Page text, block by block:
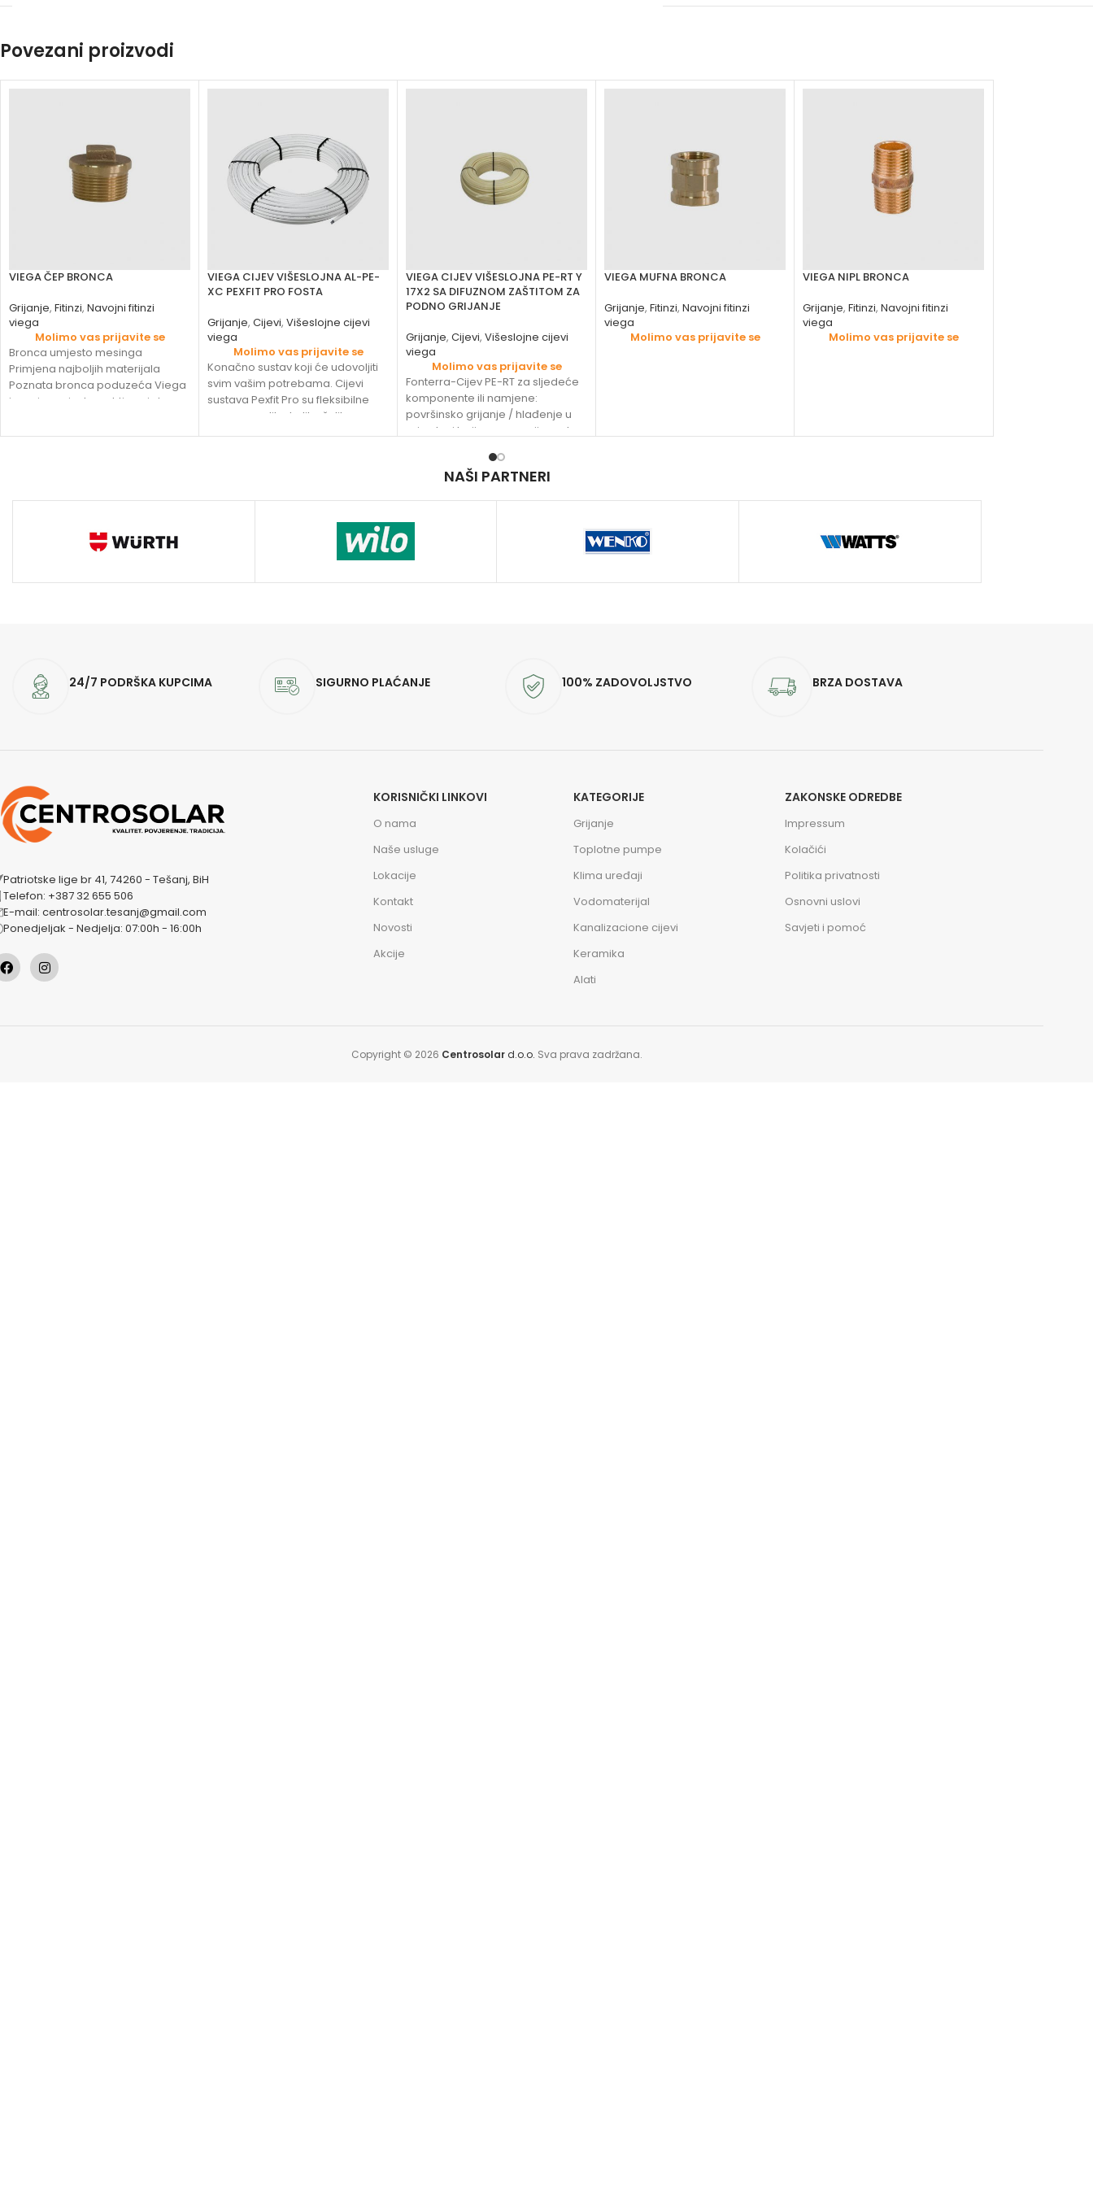
Povezani proizvodi
VIEGA ČEP BRONCA
Grijanje, Fitinzi, Navojni fitinzi
viega
Molimo vas prijavite se
Bronca umjesto mesinga
Primjena najboljih materijala
Poznata bronca poduzeća Viega
ispunjava visoke zahtjeve i stroge
međunarodne
VIEGA CIJEV VIŠESLOJNA AL-PE-
XC PEXFIT PRO FOSTA
Grijanje, Cijevi, Višeslojne cijevi
viega
Molimo vas prijavite se
Konačno sustav koji će udovoljiti
svim vašim potrebama. Cijevi
sustava Pexfit Pro su fleksibilne
upravo onoliko koliko želite.
Njihova će dugotrajnost
VIEGA CIJEV VIŠESLOJNA PE-RT Y
17X2 SA DIFUZNOM ZAŠTITOM ZA
PODNO GRIJANJE
Grijanje, Cijevi, Višeslojne cijevi
viega
Molimo vas prijavite se
Fonterra-Cijev PE-RT za sljedeće
komponente ili namjene:
površinsko grijanje / hlađenje u
prirodnoj boji osnovna cijev od
VIEGA MUFNA BRONCA
Grijanje, Fitinzi, Navojni fitinzi
viega
Molimo vas prijavite se
VIEGA NIPL BRONCA
Grijanje, Fitinzi, Navojni fitinzi
viega
Molimo vas prijavite se
NAŠI PARTNERI
24/7 PODRŠKA KUPCIMA SIGURNO PLAĆANJE 100% ZADOVOLJSTVO BRZA DOSTAVA
Patriotske lige br 41, 74260 - Tešanj, BiH
Telefon: +387 32 655 506
E-mail: centrosolar.tesanj@gmail.com
Ponedjeljak - Nedjelja: 07:00h - 16:00h
KORISNIČKI LINKOVI
O nama
Naše usluge
Lokacije
Kontakt
Novosti
Akcije
KATEGORIJE
Grijanje
Toplotne pumpe
Klima uređaji
Vodomaterijal
Kanalizacione cijevi
Keramika
Alati
ZAKONSKE ODREDBE
Impressum
Kolačići
Politika privatnosti
Osnovni uslovi
Savjeti i pomoć
Copyright © 2026 Centrosolar d.o.o. Sva prava zadržana.